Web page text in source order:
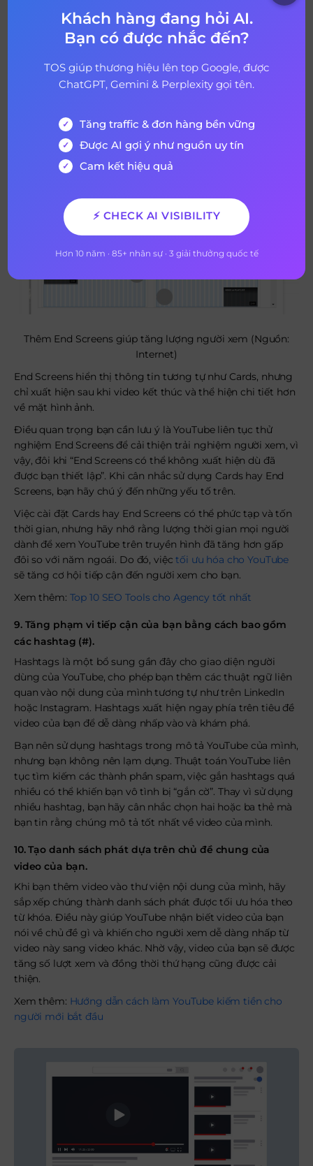
Youtube, Cards là thông báo được định dạng trước xuất
hiện trên máy tính để bàn và thiết bị di động mà bạn có
thể thiết lập để quảng bá thương hiệu và các video khác
Xem thêm:13 Thủ Thuật SEO Được Khuyên Bởi Chuyên Gia
Cho Người Mới Bắt Đầu
End Screens
Thêm End Screens giúp tăng lượng người xem (Nguồn:
Internet)
End Screens hiển thị thông tin tương tự như Cards, nhưng
chỉ xuất hiện sau khi video kết thúc và thể hiện chi tiết hơn
về mặt hình ảnh.
Điều quan trọng bạn cần lưu ý là YouTube liên tục thử
nghiệm End Screens để cải thiện trải nghiệm người xem, vì
vậy, đôi khi “End Screens có thể không xuất hiện dù đã
được bạn thiết lập”. Khi cân nhắc sử dụng Cards hay End
Screens, bạn hãy chú ý đến những yếu tố trên.
Việc cài đặt Cards hay End Screens có thể phức tạp và tốn
thời gian, nhưng hãy nhớ rằng lượng thời gian mọi người
dành để xem YouTube trên truyền hình đã tăng hơn gấp
đôi so với năm ngoái. Do đó, việctối ưu hóa cho YouTube
sẽ tăng cơ hội tiếp cận đến người xem cho bạn.
Xem thêm: Top 10 SEO Tools cho Agency tốt nhất
9. Tăng phạm vi tiếp cận của bạn bằng cách bao gồm
các hashtag (#).
Hashtags là một bổ sung gần đây cho giao diện người
dùng của YouTube, cho phép bạn thêm các thuật ngữ liên
quan vào nội dung của mình tương tự như trên LinkedIn
hoặc Instagram. Hashtags xuất hiện ngay phía trên tiêu đề
video của bạn để dễ dàng nhấp vào và khám phá.
Bạn nên sử dụng hashtags trong mô tả YouTube của mình,
nhưng bạn không nên lạm dụng. Thuật toán YouTube liên
tục tìm kiếm các thành phần spam, việc gắn hashtags quá
nhiều có thể khiến bạn vô tình bị “gắn cờ”. Thay vì sử dụng
nhiều hashtag, bạn hãy cân nhắc chọn hai hoặc ba thẻ mà
bạn tin rằng chúng mô tả tốt nhất về video của mình.
10. Tạo danh sách phát dựa trên chủ đề chung của
video của bạn.
Khi bạn thêm video vào thư viện nội dung của mình, hãy
sắp xếp chúng thành danh sách phát được tối ưu hóa theo
từ khóa. Điều này giúp YouTube nhận biết video của bạn
nói về chủ đề gì và khiến cho người xem dễ dàng nhấp từ
video này sang video khác. Nhờ vậy, video của bạn sẽ được
tăng số lượt xem và đồng thời thứ hạng cũng được cải
thiện.
Xem thêm: Hướng dẫn cách làm YouTube kiếm tiền cho
người mới bắt đầu
Khách hàng đang hỏi AI.
Bạn có được nhắc đến?
TOS giúp thương hiệu lên top Google, được
ChatGPT, Gemini & Perplexity gọi tên.
Tăng traffic & đơn hàng bền vững
Được AI gợi ý như nguồn uy tín
Cam kết hiệu quả
⚡ CHECK AI VISIBILITY
Hơn 10 năm · 85+ nhân sự · 3 giải thưởng quốc tế